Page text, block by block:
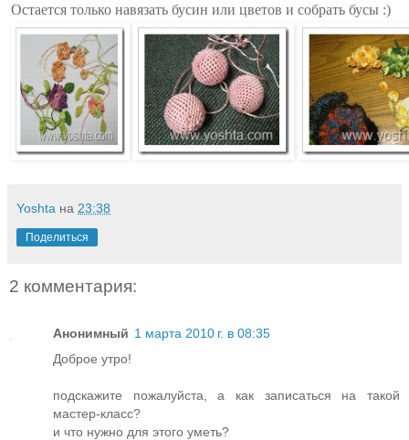
Остается только навязать бусин или цветов и собрать бусы :)
Yoshta на 23:38
Поделиться
2 комментария:
Анонимный 1 марта 2010 г. в 08:35
Доброе утро!
подскажите пожалуйста, а как записаться на такой
мастер-класс?
и что нужно для этого уметь?